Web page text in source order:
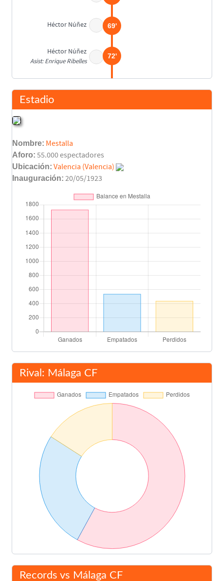
Héctor Núñez 69'
Héctor Núñez
Asist: Enrique Ribelles
72'
90'
Estadio
Nombre: Mestalla
Aforo: 55.000 espectadores
Ubicación: Valencia (Valencia)
Inauguración: 20/05/1923
Rival: Málaga CF
Records vs Málaga CF